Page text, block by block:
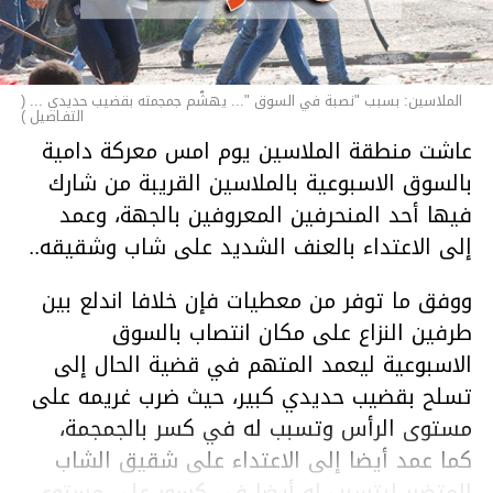
الملاسين: بسبب "نصبة في السوق "... يهشّم جمجمته بقضيب حديدي ... (
التفـاصيل )
عاشت منطقة الملاسين يوم امس معركة دامية
بالسوق الاسبوعية بالملاسين القريبة من شارك
فيها أحد المنحرفين المعروفين بالجهة، وعمد
إلى الاعتداء بالعنف الشديد على شاب وشقيقه..
ووفق ما توفر من معطيات فإن خلافا اندلع بين
طرفين النزاع على مكان انتصاب بالسوق
الاسبوعية ليعمد المتهم في قضية الحال إلى
تسلح بقضيب حديدي كبير، حيث ضرب غريمه على
مستوى الرأس وتسبب له في كسر بالجمجمة،
كما عمد أيضا إلى الاعتداء على شقيق الشاب